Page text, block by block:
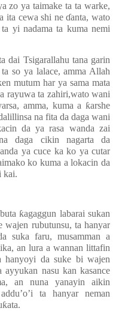
zo ya taimake ta ta warke,
ita cewa shi neɗanta, wato
yi nadama ta kuma nemi
dai Tsigarallahu tana garin
so ya lalace, amma Allah
mutum har ya sama mata
rayuwa ta zahiri,wato wani
amma, kuma a ƙarshe
na fita da daga wani
da ya rasa wanda zai
daga cikin nagarta da
ya cuce ka ko ya cutar
ko kuma a lokacin da
kai.
ƙagaggun labarai sukan
wajen rubutunsu, ta hanyar
suka faru, musamman a
an lura a wannan littafin
hanyoyi da suke bi wajen
nasu kan kasance
an nuna yanayin aikin
ta hanyar neman
ƙata.